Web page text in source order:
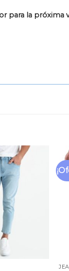
para la próxima